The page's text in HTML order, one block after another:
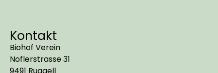
Kontakt
Biohof Verein
Noflerstrasse 31